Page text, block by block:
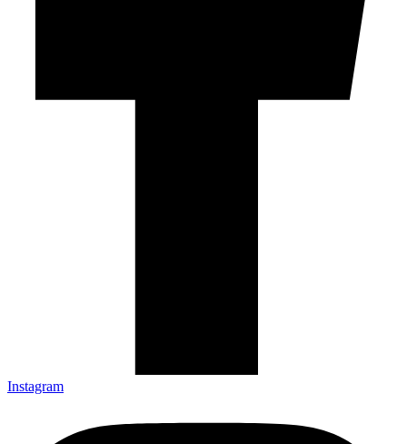
Instagram